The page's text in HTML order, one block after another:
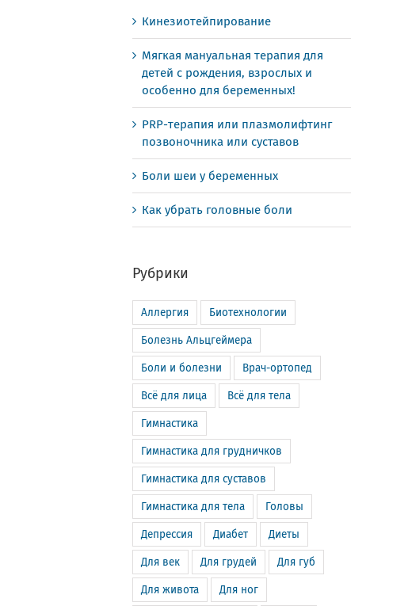
Кинезиотейпирование
Мягкая мануальная терапия для
детей с рождения, взрослых и
особенно для беременных!
PRP-терапия или плазмолифтинг
позвоночника или суставов
Боли шеи у беременных
Как убрать головные боли
Рубрики
Аллергия Биотехнологии
Болезнь Альцгеймера
Боли и болезни Врач-ортопед
Всё для лица Всё для тела
Гимнастика
Гимнастика для грудничков
Гимнастика для суставов
Гимнастика для тела Головы
Депрессия Диабет Диеты
Для век Для грудей Для губ
Для живота Для ног